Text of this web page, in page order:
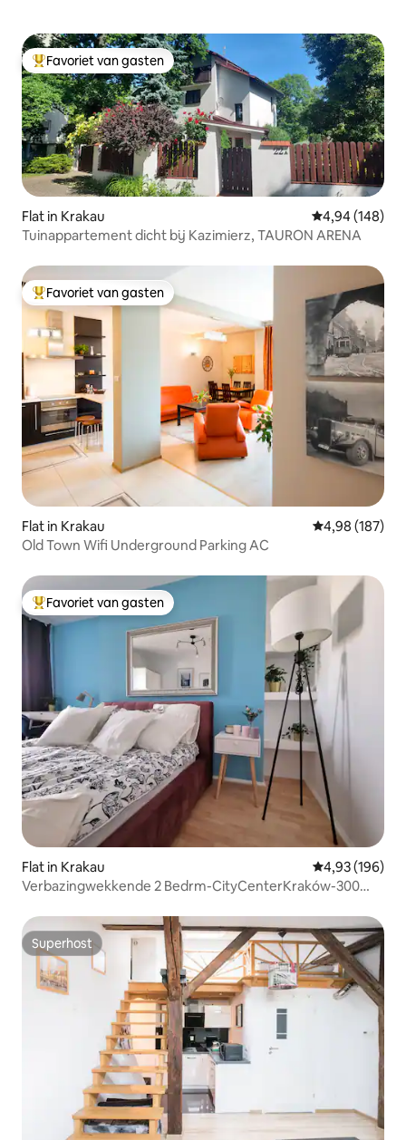
Topfavoriet van gasten
Favoriet van gasten
Flat in Krakau Gemiddelde
4,94 (148)
Tuinappartement dicht bij Kazimierz, TAURON ARENA
Topfavoriet van gasten
Favoriet van gasten
Flat in Krakau Gemiddelde
4,98 (187)
Old Town Wifi Underground Parking AC
Topfavoriet van gasten
Favoriet van gasten
Flat in Krakau Gemiddelde
4,93 (196)
Verbazingwekkende 2 Bedrm-CityCenterKraków-300
Superhost
Superhost